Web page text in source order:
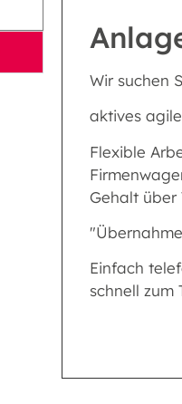
Wir suchen
aktives
Flexible
Gehalt über
Einfach
schnell zum